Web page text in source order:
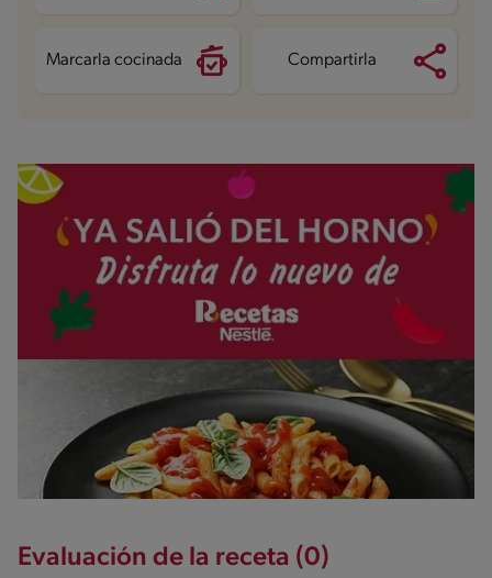
Marcarla cocinada Compartirla
Evaluación de la receta (0)